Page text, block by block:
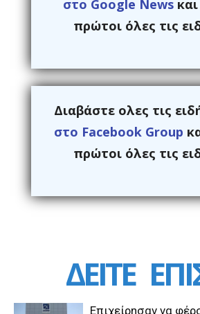
στο Google News
πρώτοι όλες τις
Διαβάστε ολες τις
στο Facebook Group
πρώτοι όλες τις
ΔΕΙΤΕ
Επιχείρησαν να